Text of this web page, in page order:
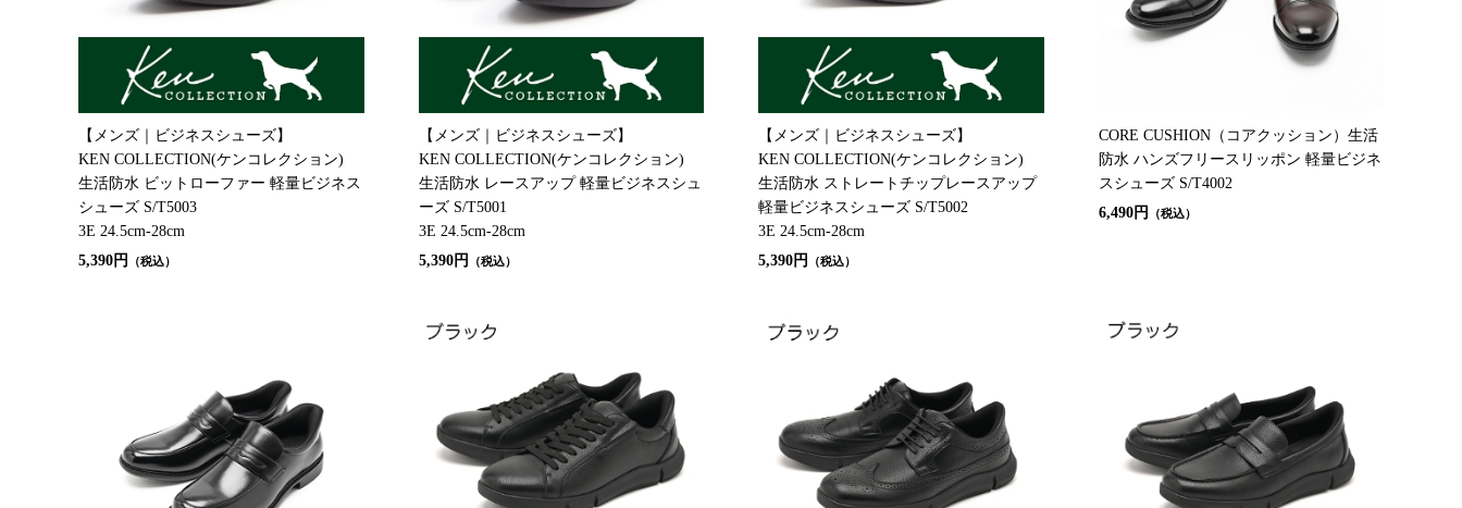
【メンズ｜ビジネスシューズ】
KEN COLLECTION(ケンコレクション)
生活防水 ビットローファー 軽量ビジネス
シューズ S/T5003
3E 24.5cm-28cm
5,390円
（税込）
【メンズ｜ビジネスシューズ】
KEN COLLECTION(ケンコレクション)
生活防水 レースアップ 軽量ビジネスシュ
ーズ S/T5001
3E 24.5cm-28cm
5,390円
（税込）
【メンズ｜ビジネスシューズ】
KEN COLLECTION(ケンコレクション)
生活防水 ストレートチップレースアップ
軽量ビジネスシューズ S/T5002
3E 24.5cm-28cm
5,390円
（税込）
CORE CUSHION（コアクッション）生活
防水 ハンズフリースリッポン 軽量ビジネ
スシューズ S/T4002
6,490円
（税込）